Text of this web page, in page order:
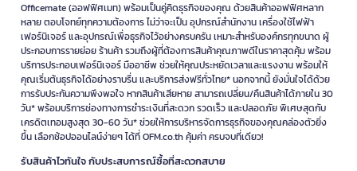
Officemate (ออฟฟิศเมท) พร้อมเป็นคู่คิดธุรกิจของคุณ ด้วยสินค้าออฟฟิศหลาก
หลาย ตอบโจทย์ทุกความต้องการ ไม่ว่าจะเป็น อุปกรณ์สำนักงาน เครื่องใช้ไฟฟ้า
เฟอร์นิเจอร์ และอุปกรณ์เพื่อธุรกิจไว้อย่างครบครัน เหมาะสำหรับองค์กรทุกขนาด ผู้
ประกอบการรายย่อย ร้านค้า รวมถึงผู้ที่ต้องการสินค้าคุณภาพดีในราคาสุดคุ้ม พร้อม
บริการประกอบเฟอร์นิเจอร์ มืออาชีพ ช่วยให้คุณประหยัดเวลาและแรงงาน พร้อมให้
คุณเริ่มต้นธุรกิจได้อย่างราบรื่น และบริการส่งฟรีทั่วไทย* นอกจากนี้ ยังมั่นใจได้ด้วย
การรับประกันความพึงพอใจ หากสินค้าเสียหาย สามารถเปลี่ยน/คืนสินค้าได้ภายใน 30
วัน* พร้อมบริการช่องทางการชำระเงินที่สะดวก รวดเร็ว และปลอดภัย พิเศษสุดกับ
เครดิตเทอมสูงสุด 30-60 วัน* ช่วยให้การบริหารจัดการธุรกิจของคุณคล่องตัวยิ่ง
ขึ้น เลือกช้อปออนไลน์ง่ายๆ ได้ที่ OFM.co.th คุ้มค่า ครบจบที่เดียว!
รับสินค้าไวทันใจ กับประสบการณ์ซื้อที่สะดวกสบาย